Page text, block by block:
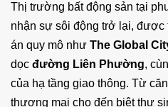
Thị trường bất động sản tại
nhận sự sôi động trở lại,
án quy mô như The Global
dọc đường Liên Phường,
của hạ tầng giao thông. Từ
thương mại cho đến biệt thự